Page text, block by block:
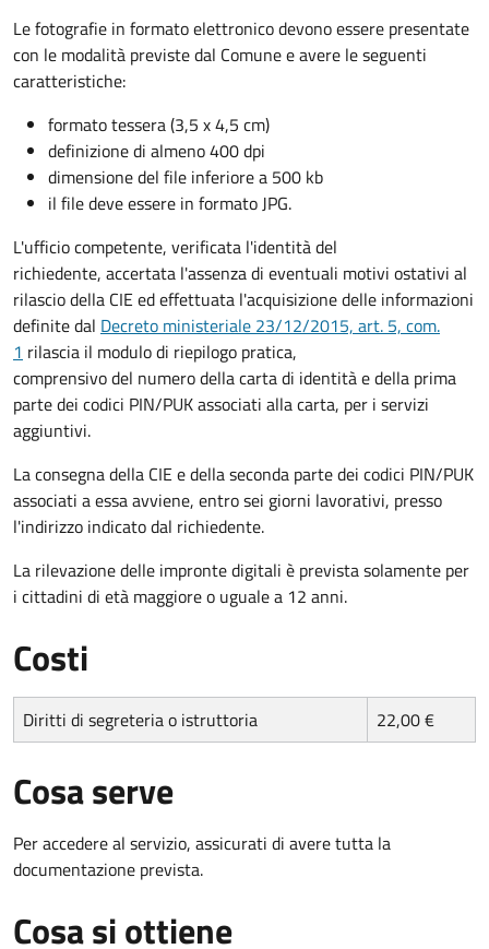
Le fotografie in formato elettronico devono essere presentate
con le modalità previste dal Comune e avere le seguenti
caratteristiche:
formato tessera (3,5 x 4,5 cm)
definizione di almeno 400 dpi
dimensione del file inferiore a 500 kb
il file deve essere in formato JPG.
L'ufficio competente, verificata l'identità del
richiedente, accertata l'assenza di eventuali motivi ostativi al
rilascio della CIE ed effettuata l'acquisizione delle informazioni
definite dal Decreto ministeriale 23/12/2015, art. 5, com.
1 rilascia il modulo di riepilogo pratica,
comprensivo del numero della carta di identità e della prima
parte dei codici PIN/PUK associati alla carta, per i servizi
aggiuntivi.
La consegna della CIE e della seconda parte dei codici PIN/PUK
associati a essa avviene, entro sei giorni lavorativi, presso
l'indirizzo indicato dal richiedente.
La rilevazione delle impronte digitali è prevista solamente per
i cittadini di età maggiore o uguale a 12 anni.
Costi
Diritti di segreteria o istruttoria 22,00 €
Cosa serve
Per accedere al servizio, assicurati di avere tutta la
documentazione prevista.
Cosa si ottiene